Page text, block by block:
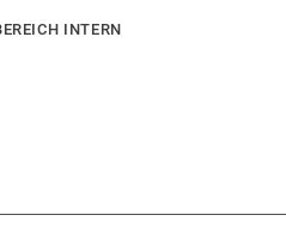
INTERN